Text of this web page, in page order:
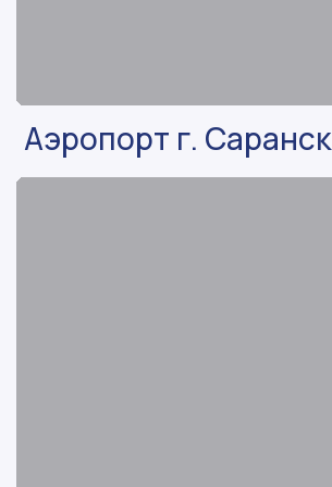
Аэропорт г. Саранск